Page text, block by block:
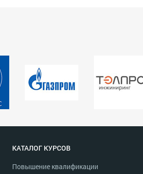
КАТАЛОГ КУРСОВ
Повышение квалификации